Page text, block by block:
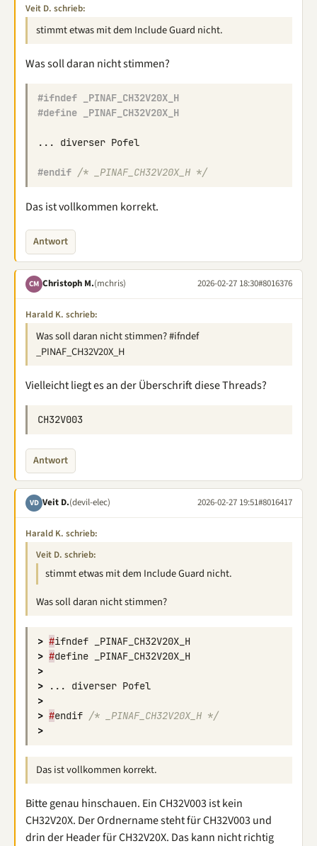
Veit D. schrieb:
stimmt etwas mit dem Include Guard nicht.
Was soll daran nicht stimmen?
#ifndef _PINAF_CH32V20X_H
#define _PINAF_CH32V20X_H
... diverser Pofel
#endif /* _PINAF_CH32V20X_H */
Das ist vollkommen korrekt.
Antwort
CM Christoph M.(mchris) 2026-02-27 18:30#8016376
Harald K. schrieb:
Was soll daran nicht stimmen? #ifndef
_PINAF_CH32V20X_H
Vielleicht liegt es an der Überschrift diese Threads?
Antwort
VD Veit D.(devil-elec) 2026-02-27 19:51#8016417
Harald K. schrieb:
Veit D. schrieb:
stimmt etwas mit dem Include Guard nicht.
Was soll daran nicht stimmen?
> #ifndef
_PINAF_CH32V20X_H
> #define
_PINAF_CH32V20X_H
>
>
... diverser Pofel
>
> #endif /* _PINAF_CH32V20X_H */
>
Das ist vollkommen korrekt.
Bitte genau hinschauen. Ein CH32V003 ist kein
CH32V20X. Der Ordnername steht für CH32V003 und
drin der Header für CH32V20X. Das kann nicht richtig